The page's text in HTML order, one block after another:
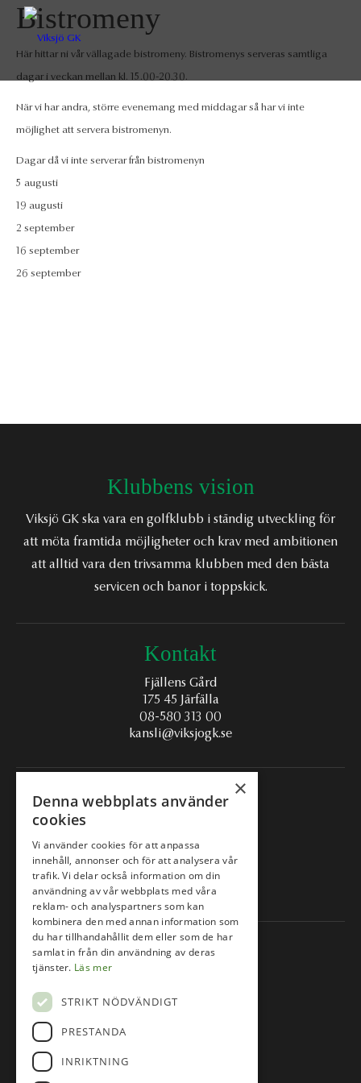
Bistromeny
Här hittar ni vår vällagade bistromeny. Bistromenys serveras samtliga
dagar i veckan mellan kl. 15.00-20.30.
När vi har andra, större evenemang med middagar så har vi inte
möjlighet att servera bistromenyn.
Dagar då vi inte serverar från bistromenyn
5 augusti
19 augusti
2 september
16 september
26 september
Klubbens vision
Viksjö GK ska vara en golfklubb i ständig utveckling för
att möta framtida möjligheter och krav med ambitionen
att alltid vara den trivsamma klubben med den bästa
servicen och banor i toppskick.
Kontakt
Fjällens Gård
175 45 Järfälla
08-580 313 00
kansli@viksjogk.se
Följ oss på
Instagram
Information
Lektioner & Kurser
×
Denna webbplats använder
cookies
Vi använder cookies för att anpassa
innehåll, annonser och för att analysera vår
trafik. Vi delar också information om din
användning av vår webbplats med våra
reklam- och analyspartners som kan
kombinera den med annan information som
du har tillhandahållit dem eller som de har
samlat in från din användning av deras
tjänster. Läs mer
STRIKT NÖDVÄNDIGT
PRESTANDA
INRIKTNING